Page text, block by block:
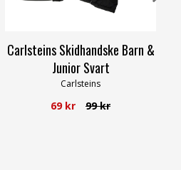
Carlsteins Skidhandske Barn &
Junior Svart
Carlsteins
69 kr 99 kr